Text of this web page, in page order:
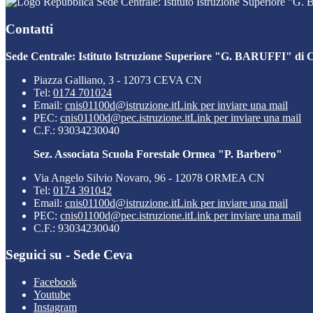
Contatti
Sede Centrale: Istituto Istruzione Superiore "G. BARUFFI" di
Piazza Galliano, 3 - 12073 CEVA CN
Tel: 0174 701024
Email: cnis01100d@istruzione.itLink per inviare una mail
PEC: cnis01100d@pec.istruzione.itLink per inviare una mail
C.F.: 93034230040
Sez. Associata Scuola Forestale Ormea "P. Barbero"
Via Angelo Silvio Novaro, 96 - 12078 ORMEA CN
Tel: 0174 391042
Email: cnis01100d@istruzione.itLink per inviare una mail
PEC: cnis01100d@pec.istruzione.itLink per inviare una mail
C.F.: 93034230040
Seguici su - Sede Ceva
Facebook
Youtube
Instagram